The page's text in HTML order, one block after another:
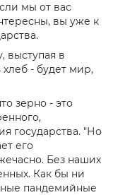
мы от вас
вы уже к
выступая в
хлеб - будет мир,
зерно - это
государства. "Но
его
Без наших
Как бы ни
пандемийные